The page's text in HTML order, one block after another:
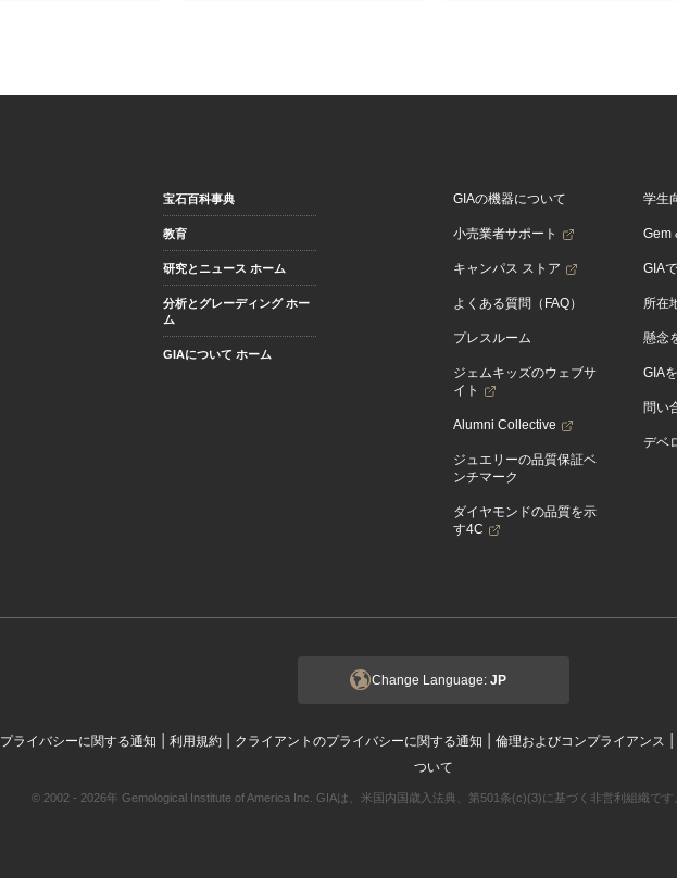
宝石百科事典
教育
研究とニュース ホーム
分析とグレーディング ホー
ム
GIAについて ホーム
GIAの機器について
小売業者サポート
キャンパス ストア
よくある質問（FAQ）
プレスルーム
ジェムキッズのウェブサ
イト
Alumni Collective
ジュエリーの品質保証ベ
ンチマーク
ダイヤモンドの品質を示
す4C
学生
Gem
GIA
所在
懸念
GIA
問い
デベ
Change Language: JP
プライバシーに関する通知 | 利用規約 | クライアントのプライバシーに関する通知 | 倫理およびコンプライアンス |
ついて
© 2002 - 2026年 Gemological Institute of America Inc. GIAは、米国内国歳入法典、第501条(c)(3)に基づく非営利組織です